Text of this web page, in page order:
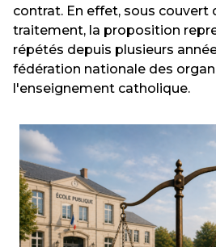
contrat. En effet, sous couvert
traitement, la proposition
répétés depuis plusieurs
fédération nationale des
l'enseignement catholique.